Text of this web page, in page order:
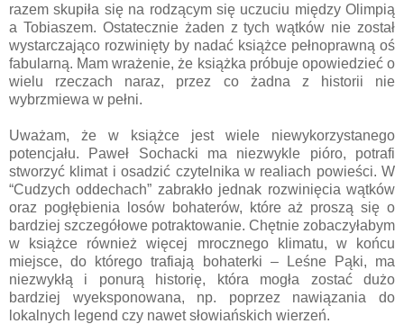
razem skupiła się na rodzącym się uczuciu między Olimpią
a Tobiaszem. Ostatecznie żaden z tych wątków nie został
wystarczająco rozwinięty by nadać książce pełnoprawną oś
fabularną. Mam wrażenie, że książka próbuje opowiedzieć o
wielu rzeczach naraz, przez co żadna z historii nie
wybrzmiewa w pełni.
Uważam, że w książce jest wiele niewykorzystanego
potencjału. Paweł Sochacki ma niezwykle pióro, potrafi
stworzyć klimat i osadzić czytelnika w realiach powieści. W
“Cudzych oddechach” zabrakło jednak rozwinięcia wątków
oraz pogłębienia losów bohaterów, które aż proszą się o
bardziej szczegółowe potraktowanie. Chętnie zobaczyłabym
w książce również więcej mrocznego klimatu, w końcu
miejsce, do którego trafiają bohaterki – Leśne Pąki, ma
niezwykłą i ponurą historię, która mogła zostać dużo
bardziej wyeksponowana, np. poprzez nawiązania do
lokalnych legend czy nawet słowiańskich wierzeń.